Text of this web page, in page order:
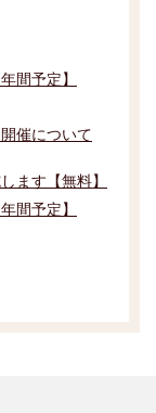
間予定】
催について
ます【無料】
間予定】